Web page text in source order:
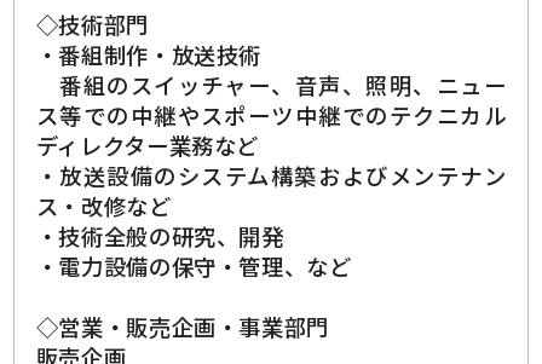
◇技術部門
・番組制作・放送技術
番組のスイッチャー、音声、照明、ニュー
ス等での中継やスポーツ中継でのテクニカル
ディレクター業務など
・放送設備のシステム構築およびメンテナン
ス・改修など
・技術全般の研究、開発
・電力設備の保守・管理、など
◇営業・販売企画・事業部門
販売企画